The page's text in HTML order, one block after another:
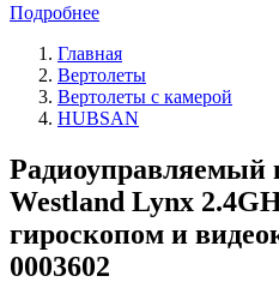
Подробнее
Главная
Вертолеты
Вертолеты с камерой
HUBSAN
Радиоуправляемый
Westland Lynx
гироскопом и
0003602